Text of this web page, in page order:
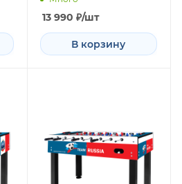
13 990 ₽/шт
В корзину